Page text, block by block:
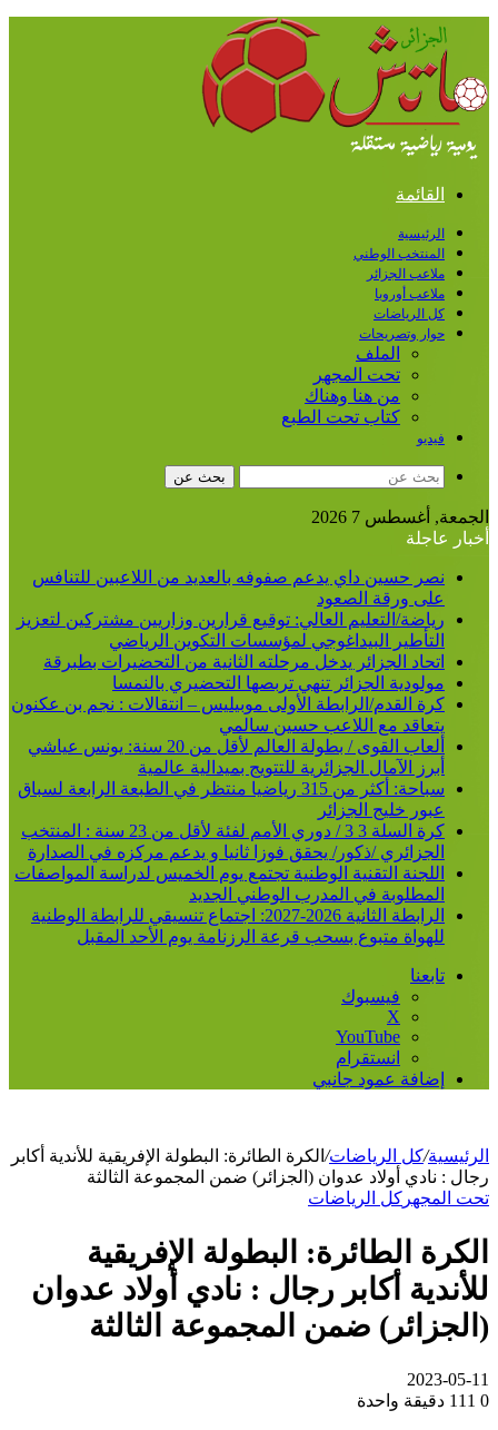
القائمة
الرئيسية
المنتخب الوطني
ملاعب الجزائر
ملاعب أوروبا
كل الرياضات
حوار وتصريحات
الملف
تحت المجهر
من هنا وهناك
كتاب تحت الطبع
فيديو
بحث عن
الجمعة, أغسطس 7 2026
أخبار عاجلة
نصر حسين داي يدعم صفوفه بالعديد من اللاعبين للتنافس
على ورقة الصعود
رياضة/التعليم العالي: توقيع قرارين وزاريين مشتركين لتعزيز
التأطير البيداغوجي لمؤسسات التكوين الرياضي
اتحاد الجزائر يدخل مرحلته الثانية من التحضيرات بطبرقة
مولودية الجزائر تنهي تربصها التحضيري بالنمسا
كرة القدم/الرابطة الأولى موبيليس – انتقالات : نجم بن عكنون
يتعاقد مع اللاعب حسين سالمي
ألعاب القوى / بطولة العالم لأقل من 20 سنة: يونس عياشي
أبرز الآمال الجزائرية للتتويج بميدالية عالمية
سباحة: أكثر من 315 رياضيا منتظر في الطبعة الرابعة لسباق
عبور خليج الجزائر
كرة السلة 3 3 / دوري الأمم لفئة لأقل من 23 سنة : المنتخب
الجزائري /ذكور/ يحقق فوزا ثانيا و يدعم مركزه في الصدارة
اللجنة التقنية الوطنية تجتمع يوم الخميس لدراسة المواصفات
المطلوبة في المدرب الوطني الجديد
الرابطة الثانية 2026-2027: اجتماع تنسيقي للرابطة الوطنية
للهواة متبوع بسحب قرعة الرزنامة يوم الأحد المقبل
تابعنا
فيسبوك
‫X
‫YouTube
انستقرام
إضافة عمود جانبي
الرئيسية/كل الرياضات/ الكرة الطائرة: البطولة الإفريقية للأندية أكابر
رجال : نادي أولاد عدوان (الجزائر) ضمن المجموعة الثالثة
تحت المجهر كل الرياضات
الكرة الطائرة: البطولة الإفريقية
للأندية أكابر رجال : نادي أولاد عدوان
(الجزائر) ضمن المجموعة الثالثة
2023-05-11
0
دقيقة واحدة